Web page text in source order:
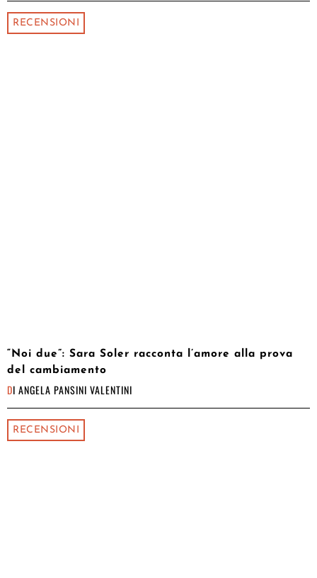
RECENSIONI
“Noi due”: Sara Soler racconta l’amore alla prova
del cambiamento
DI ANGELA PANSINI VALENTINI
RECENSIONI